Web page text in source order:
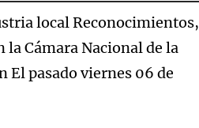
local Reconocimientos,
Cámara Nacional de la
pasado viernes 06 de